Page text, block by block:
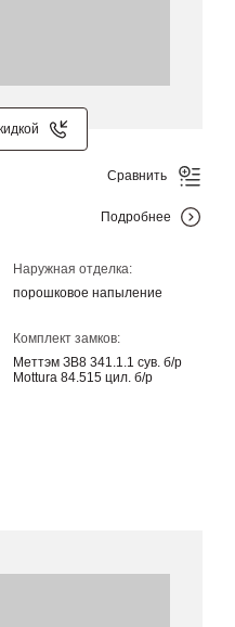
Наружная отделка:
порошковое напыление
Комплект замков:
Меттэм ЗВ8 341.1.1 сув. б/р
Mottura 84.515 цил. б/р
Сравнить
Подробнее